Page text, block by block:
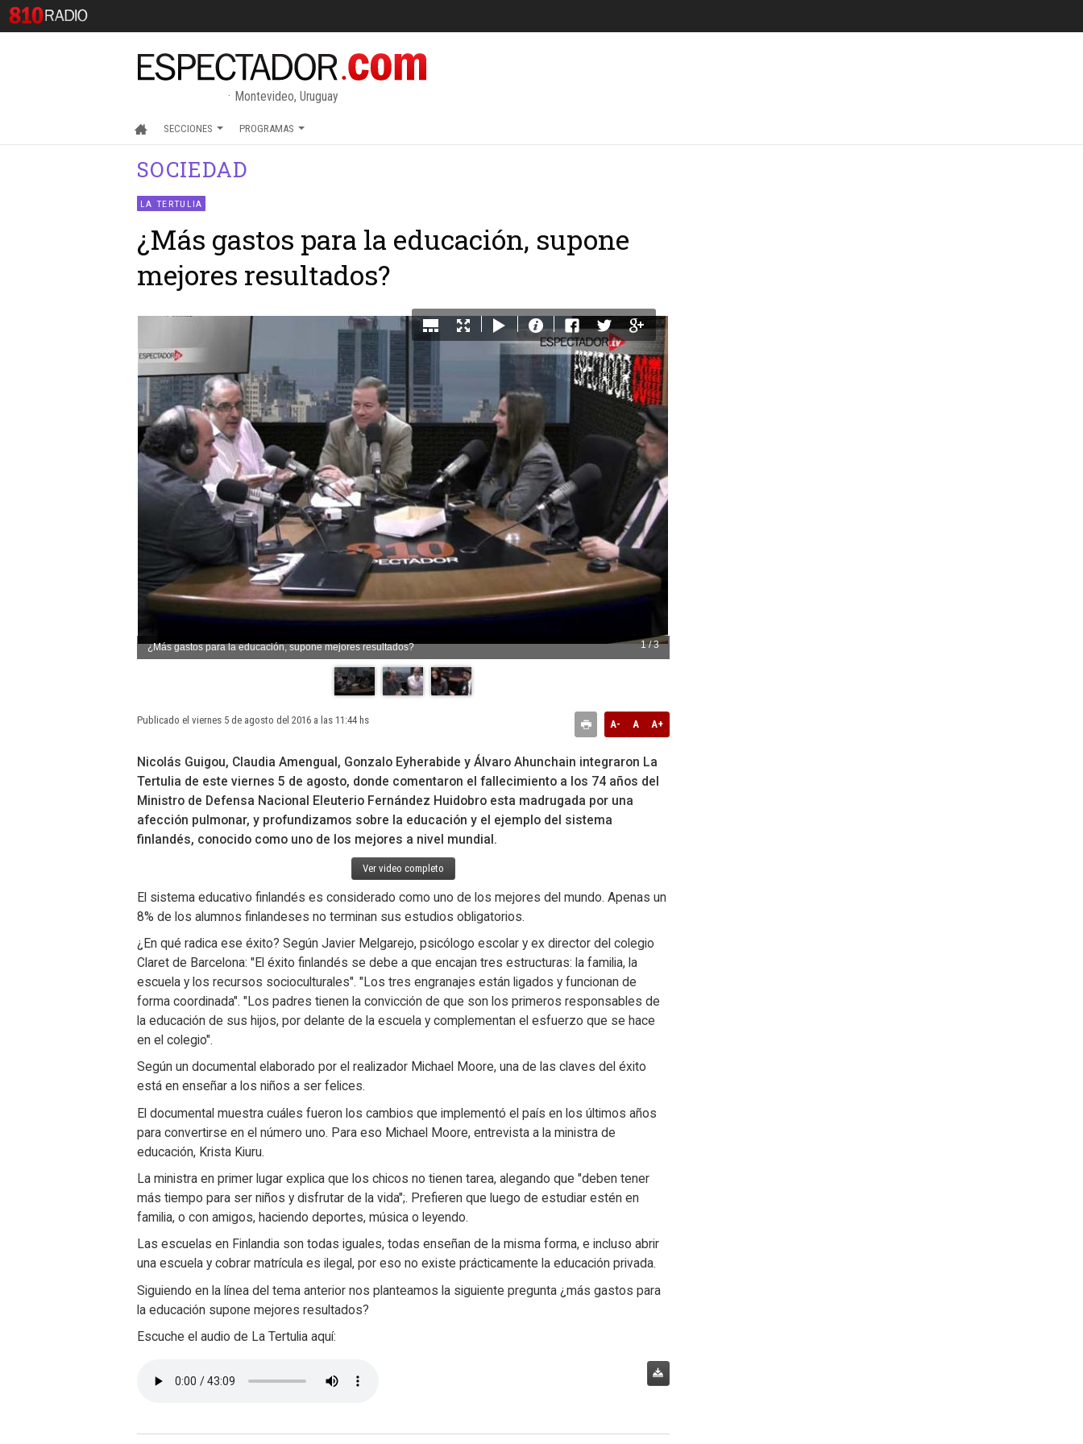
Montevideo, Uruguay
SECCIONES PROGRAMAS
SOCIEDAD
LA TERTULIA
¿Más gastos para la educación, supone
mejores resultados?
1 / 3
¿Más gastos para la educación, supone mejores resultados?
A- A A+
Publicado el viernes 5 de agosto del 2016 a las 11:44 hs
Nicolás Guigou, Claudia Amengual, Gonzalo Eyherabide y Álvaro Ahunchain integraron La
Tertulia de este viernes 5 de agosto, donde comentaron el fallecimiento a los 74 años del
Ministro de Defensa Nacional Eleuterio Fernández Huidobro esta madrugada por una
afección pulmonar, y profundizamos sobre la educación y el ejemplo del sistema
finlandés, conocido como uno de los mejores a nivel mundial.
Ver video completo
El sistema educativo finlandés es considerado como uno de los mejores del mundo. Apenas un
8% de los alumnos finlandeses no terminan sus estudios obligatorios.
¿En qué radica ese éxito? Según Javier Melgarejo, psicólogo escolar y ex director del colegio
Claret de Barcelona: "El éxito finlandés se debe a que encajan tres estructuras: la familia, la
escuela y los recursos socioculturales". "Los tres engranajes están ligados y funcionan de
forma coordinada". "Los padres tienen la convicción de que son los primeros responsables de
la educación de sus hijos, por delante de la escuela y complementan el esfuerzo que se hace
en el colegio".
Según un documental elaborado por el realizador Michael Moore, una de las claves del éxito
está en enseñar a los niños a ser felices.
El documental muestra cuáles fueron los cambios que implementó el país en los últimos años
para convertirse en el número uno. Para eso Michael Moore, entrevista a la ministra de
educación, Krista Kiuru.
La ministra en primer lugar explica que los chicos no tienen tarea, alegando que "deben tener
más tiempo para ser niños y disfrutar de la vida";. Prefieren que luego de estudiar estén en
familia, o con amigos, haciendo deportes, música o leyendo.
Las escuelas en Finlandia son todas iguales, todas enseñan de la misma forma, e incluso abrir
una escuela y cobrar matrícula es ilegal, por eso no existe prácticamente la educación privada.
Siguiendo en la línea del tema anterior nos planteamos la siguiente pregunta ¿más gastos para
la educación supone mejores resultados?
Escuche el audio de La Tertulia aquí: